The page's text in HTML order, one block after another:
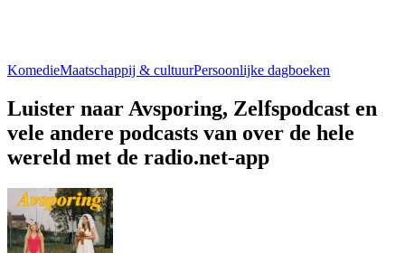
KomedieMaatschappij & cultuurPersoonlijke dagboeken
Luister naar Avsporing, Zelfspodcast en
vele andere podcasts van over de hele
wereld met de radio.net-app